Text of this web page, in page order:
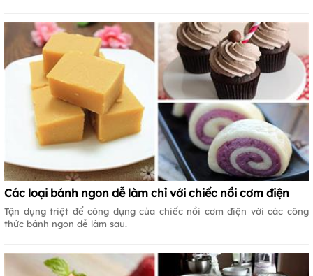
Các loại bánh ngon dễ làm chỉ với chiếc nồi cơm điện
Tận dụng triệt để công dụng của chiếc nồi cơm điện với các công
thức bánh ngon dễ làm sau.